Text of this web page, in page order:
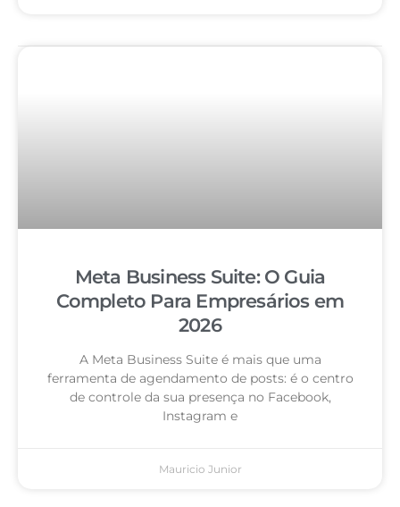
Meta Business Suite: O Guia
Completo Para Empresários em
2026
A Meta Business Suite é mais que uma
ferramenta de agendamento de posts: é o centro
de controle da sua presença no Facebook,
Instagram e
Mauricio Junior